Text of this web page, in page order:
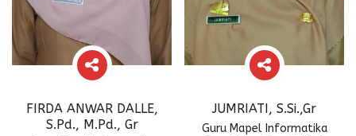
FIRDA ANWAR DALLE,
S.Pd., M.Pd., Gr
JUMRIATI, S.Si.,Gr
Guru Mapel Informatika